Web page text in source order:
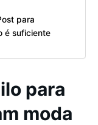
para
é suficiente
para
moda